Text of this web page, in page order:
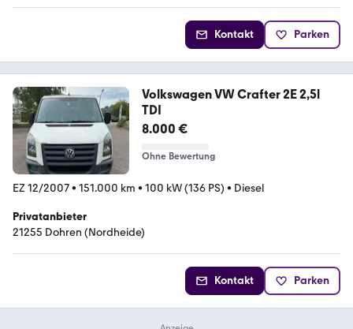
Kontakt Parken
Volkswagen VW Crafter 2E 2,5l
TDI
8.000 €
Ohne Bewertung
EZ 12/2007• 151.000 km • 100 kW (136 PS) • Diesel
Privatanbieter
21255 Dohren (Nordheide)
Kontakt Parken